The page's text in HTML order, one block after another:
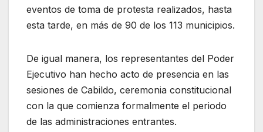
eventos de toma de protesta realizados, hasta
esta tarde, en más de 90 de los 113 municipios.
De igual manera, los representantes del Poder
Ejecutivo han hecho acto de presencia en las
sesiones de Cabildo, ceremonia constitucional
con la que comienza formalmente el periodo
de las administraciones entrantes.